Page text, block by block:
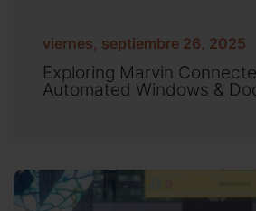
viernes, septiembre 26, 2025
Exploring Marvin
Automated Windows &